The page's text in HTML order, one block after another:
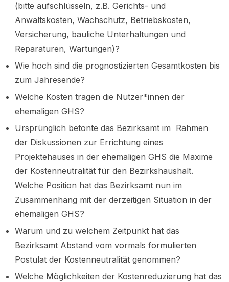
(bitte aufschlüsseln, z.B. Gerichts- und
Anwaltskosten, Wachschutz, Betriebskosten,
Versicherung, bauliche Unterhaltungen und
Reparaturen, Wartungen)?
Wie hoch sind die prognostizierten Gesamtkosten bis
zum Jahresende?
Welche Kosten tragen die Nutzer*innen der
ehemaligen GHS?
Ursprünglich betonte das Bezirksamt im Rahmen
der Diskussionen zur Errichtung eines
Projektehauses in der ehemaligen GHS die Maxime
der Kostenneutralität für den Bezirkshaushalt.
Welche Position hat das Bezirksamt nun im
Zusammenhang mit der derzeitigen Situation in der
ehemaligen GHS?
Warum und zu welchem Zeitpunkt hat das
Bezirksamt Abstand vom vormals formulierten
Postulat der Kostenneutralität genommen?
Welche Möglichkeiten der Kostenreduzierung hat das